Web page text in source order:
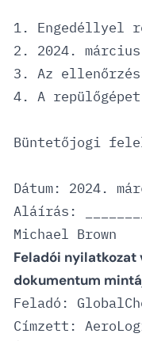
1. Engedéllyel
2. 2024.
3. Az
4. A
Büntetőjogi
Dátum: 2024.
Aláírás:
Feladói nyilatkozat
dokumentum
Feladó:
Címzett: